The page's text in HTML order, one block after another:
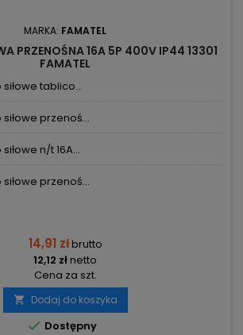
MARKA: FAMATEL
PRZENOŚNA 16A 5P 400V IP44 13301
FAMATEL
tablico...
przenoś...
n/t 16A...
przenoś...
14,91 złbrutto
12,12 złnetto
Cena za szt.
 Dodaj do koszyka
 Dostępny